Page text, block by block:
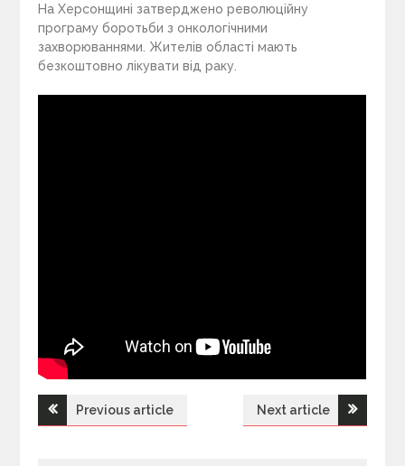
На Херсонщині затверджено революційну
програму боротьби з онкологічними
захворюваннями. Жителів області мають
безкоштовно лікувати від раку.
Н
Previous article Next article